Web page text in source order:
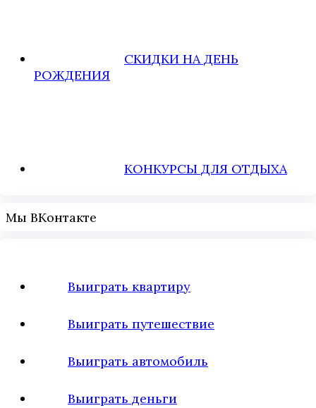
СКИДКИ НА ДЕНЬ
РОЖДЕНИЯ
КОНКУРСЫ ДЛЯ ОТДЫХА
Мы ВКонтакте
Выиграть квартиру
Выиграть путешествие
Выиграть автомобиль
Выиграть деньги